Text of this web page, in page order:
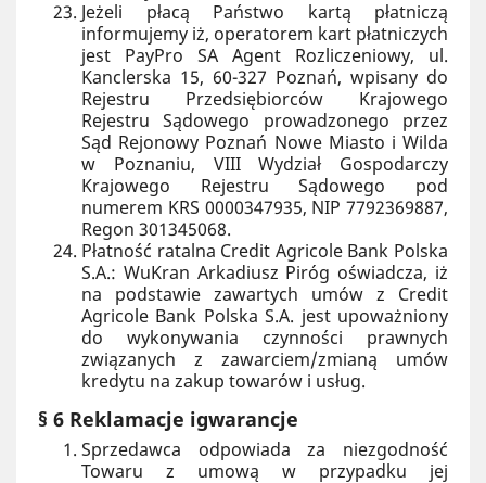
Jeżeli płacą Państwo kartą płatniczą
informujemy iż, operatorem kart płatniczych
jest PayPro SA Agent Rozliczeniowy, ul.
Kanclerska 15, 60-327 Poznań, wpisany do
Rejestru Przedsiębiorców Krajowego
Rejestru Sądowego prowadzonego przez
Sąd Rejonowy Poznań Nowe Miasto i Wilda
w Poznaniu, VIII Wydział Gospodarczy
Krajowego Rejestru Sądowego pod
numerem KRS 0000347935, NIP 7792369887,
Regon 301345068.
Płatność ratalna Credit Agricole Bank Polska
S.A.: WuKran Arkadiusz Piróg oświadcza, iż
na podstawie zawartych umów z Credit
Agricole Bank Polska S.A. jest upoważniony
do wykonywania czynności prawnych
związanych z zawarciem/zmianą umów
kredytu na zakup towarów i usług.
§ 6 Reklamacje igwarancje
Sprzedawca odpowiada za niezgodność
Towaru z umową w przypadku jej